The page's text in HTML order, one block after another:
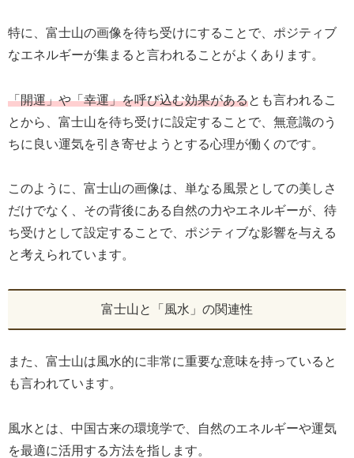
特に、富士山の画像を待ち受けにすることで、ポジティブ
なエネルギーが集まると言われることがよくあります。
「開運」や「幸運」を呼び込む効果があるとも言われるこ
とから、富士山を待ち受けに設定することで、無意識のう
ちに良い運気を引き寄せようとする心理が働くのです。
このように、富士山の画像は、単なる風景としての美しさ
だけでなく、その背後にある自然の力やエネルギーが、待
ち受けとして設定することで、ポジティブな影響を与える
と考えられています。
富士山と「風水」の関連性
また、富士山は風水的に非常に重要な意味を持っていると
も言われています。
風水とは、中国古来の環境学で、自然のエネルギーや運気
を最適に活用する方法を指します。